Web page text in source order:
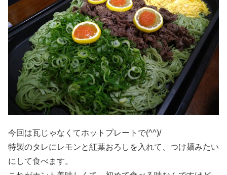
今回は瓦じゃなくてホットプレートで(^^)/
特製のタレにレモンと紅葉おろしを入れて、つけ麺みたい
にして食べます。